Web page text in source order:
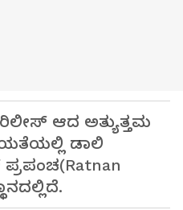
ಆದ ಅತ್ಯುತ್ತಮ
ಡಾಲಿ